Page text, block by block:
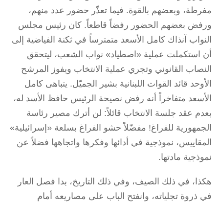
مفرطة، وبعضهم بالقوة. فيما تعذّر حضور عدد منهم،
ورفض بعضهم الحضور رفضاً قاطعاً. كان رئيس مجلس
النواب آنذاك كامل الأسعد متمترساً في ثكنة الفياضية إلى
أن استكملت عملية «اصطياد» نواب الشعب، ليتحقق
النصاب القانوني وتجري عملية الانتخاب ويفوز المرشح
الأوحد قائد القوات اللبنانية بشير الجميّل. يتباهى كامل
الأسعد متفاخراً أنه رفض نصيحة الرئيس حافظ الأسد له،
بعدم عقد جلسة الانتخاب قائلاً: لن أترك مصير رئاسة
الجمهورية للفراغ! مفضّلاً حشو الفراغ بسلعة «إسرائيلية»
المقاييس، نموذجية في أدائها وفكرها واتجاهها فضلاً عن
نموذجية مادتها.
هكذا، في ذلك الصيف، وفي ذلك التاريخ، بدا فصل العار
في ذروة تجلياته، وانفتح الباب على مصاريعه أمام